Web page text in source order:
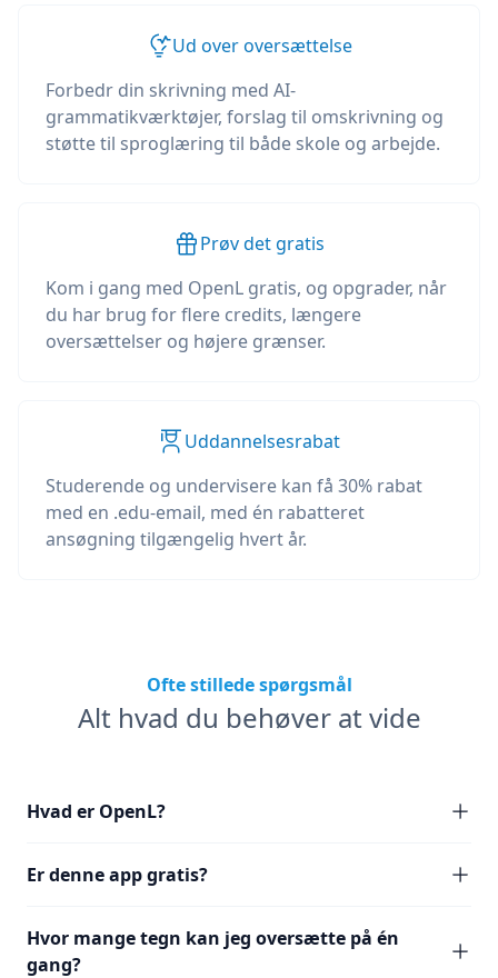
Ud over oversættelse
Forbedr din skrivning med AI-
grammatikværktøjer, forslag til omskrivning og
støtte til sproglæring til både skole og arbejde.
Prøv det gratis
Kom i gang med OpenL gratis, og opgrader, når
du har brug for flere credits, længere
oversættelser og højere grænser.
Uddannelsesrabat
Studerende og undervisere kan få 30% rabat
med en .edu-email, med én rabatteret
ansøgning tilgængelig hvert år.
Ofte stillede spørgsmål
Alt hvad du behøver at vide
Hvad er OpenL?
Er denne app gratis?
Hvor mange tegn kan jeg oversætte på én
gang?